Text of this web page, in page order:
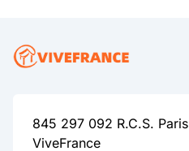
845 297 092 R.C.S. Paris
ViveFrance